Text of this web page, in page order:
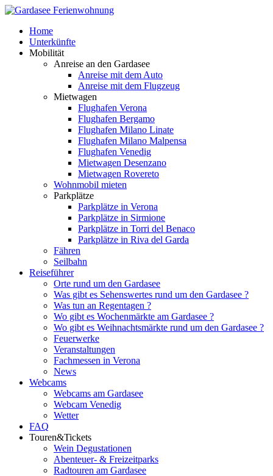
Home
Unterkünfte
Mobilität
Anreise an den Gardasee
Anreise mit dem Auto
Anreise mit dem Flugzeug
Mietwagen
Flughafen Verona
Flughafen Bergamo
Flughafen Milano Linate
Flughafen Milano Malpensa
Flughafen Venedig
Mietwagen Desenzano
Mietwagen Rovereto
Wohnmobil mieten
Parkplätze
Parkplätze in Verona
Parkplätze in Sirmione
Parkplätze in Torri del Benaco
Parkplätze in Riva del Garda
Fähren
Seilbahn
Reiseführer
Orte rund um den Gardasee
Was gibt es Sehenswertes rund um den Gardasee ?
Was tun an Regentagen ?
Wo gibt es Wochenmärkte am Gardasee ?
Wo gibt es Weihnachtsmärkte rund um den Gardasee ?
Feuerwerke
Veranstaltungen
Fachmessen in Verona
News
Webcams
Webcams am Gardasee
Webcam Venedig
Wetter
FAQ
Touren&Tickets
Wein Degustationen
Abenteuer- & Freizeitparks
Radtouren am Gardasee